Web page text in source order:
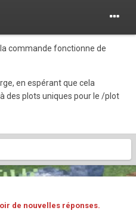
commande fonctionne de
en espérant que cela
des plots uniques pour le /plot
de nouvelles réponses.